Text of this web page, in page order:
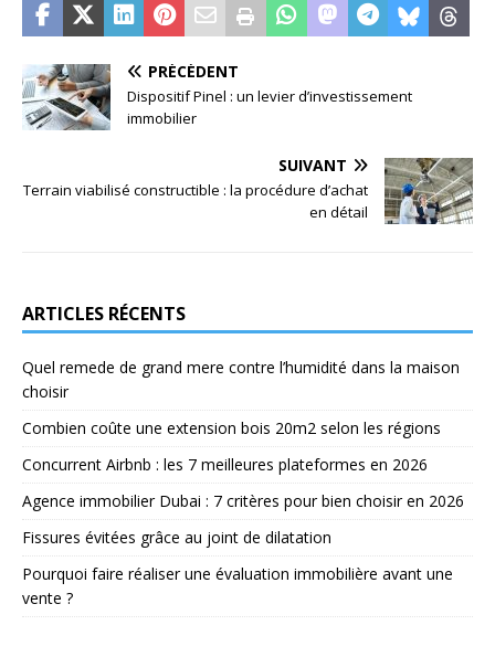
PRÉCÉDENT
Dispositif Pinel : un levier d’investissement
immobilier
SUIVANT
Terrain viabilisé constructible : la procédure d’achat
en détail
ARTICLES RÉCENTS
Quel remede de grand mere contre l’humidité dans la maison
choisir
Combien coûte une extension bois 20m2 selon les régions
Concurrent Airbnb : les 7 meilleures plateformes en 2026
Agence immobilier Dubai : 7 critères pour bien choisir en 2026
Fissures évitées grâce au joint de dilatation
Pourquoi faire réaliser une évaluation immobilière avant une
vente ?